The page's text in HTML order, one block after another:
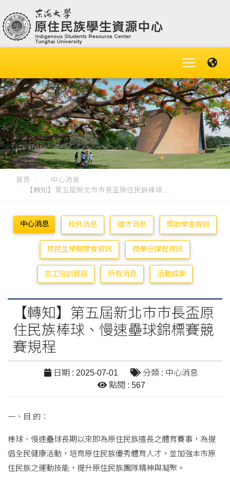
首頁
中心消息
【轉知】第五屆新北市市長盃原住民族棒球....
中心消息 校外消息 徵才消息 獎助學金資訊
原民生學期聚會資訊 微學分課程資訊
志工培訓資訊 所有消息 活動成果
【轉知】第五屆新北市市長盃原
住民族棒球、慢速壘球錦標賽競
賽規程
日期 : 2025-07-01
分類 : 中心消息
點閱 : 567
一、目 的：
棒球、慢速壘球長期以來即為原住民族擅長之體育賽事，為提
倡全民健康活動，培育原住民族優秀體育人才，並加強本市原
住民族之運動技能，提升原住民族團隊精神與凝聚。